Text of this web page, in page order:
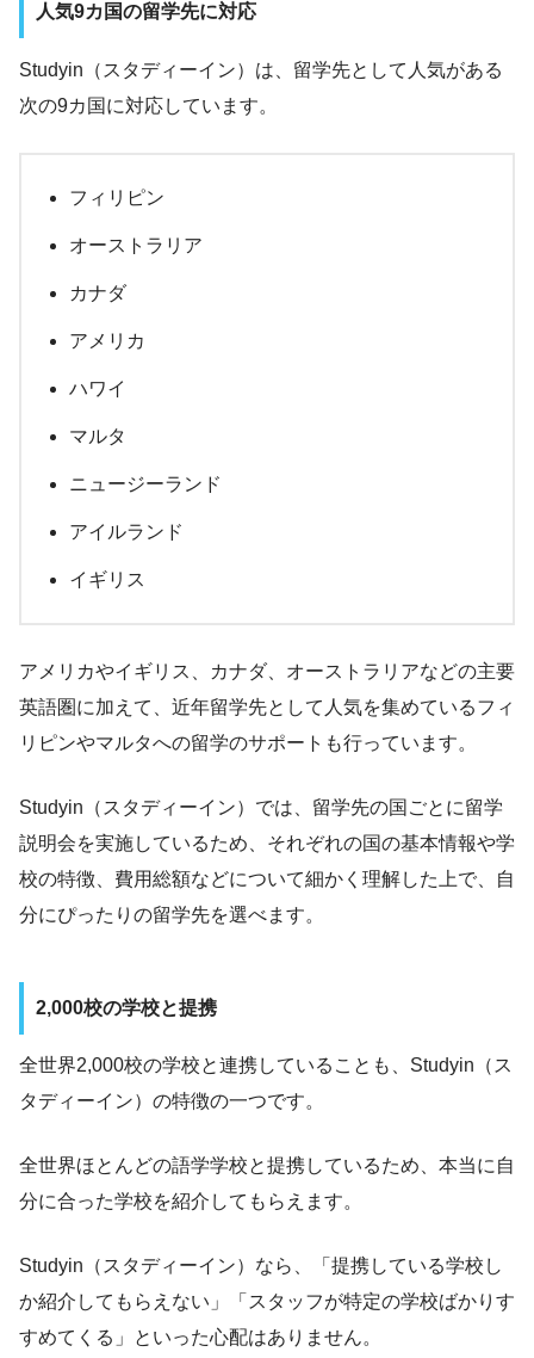
人気9カ国の留学先に対応
Studyin（スタディーイン）は、留学先として人気がある
次の9カ国に対応しています。
フィリピン
オーストラリア
カナダ
アメリカ
ハワイ
マルタ
ニュージーランド
アイルランド
イギリス
アメリカやイギリス、カナダ、オーストラリアなどの主要
英語圏に加えて、近年留学先として人気を集めているフィ
リピンやマルタへの留学のサポートも行っています。
Studyin（スタディーイン）では、留学先の国ごとに留学
説明会を実施しているため、それぞれの国の基本情報や学
校の特徴、費用総額などについて細かく理解した上で、自
分にぴったりの留学先を選べます。
2,000校の学校と提携
全世界2,000校の学校と連携していることも、Studyin（ス
タディーイン）の特徴の一つです。
全世界ほとんどの語学学校と提携しているため、本当に自
分に合った学校を紹介してもらえます。
Studyin（スタディーイン）なら、「提携している学校し
か紹介してもらえない」「スタッフが特定の学校ばかりす
すめてくる」といった心配はありません。